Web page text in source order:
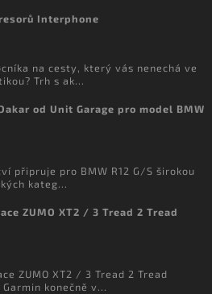
Interphone
na cesty, který vás nenechá ve
Trh s ak...
od Unit Garage pro model BMW
připruje pro BMW R12 G/S širokou
kateg...
ZUMO XT2 / 3 Tread 2 Tread
ZUMO XT2 / 3 Tread 2 Tread
konečně v...